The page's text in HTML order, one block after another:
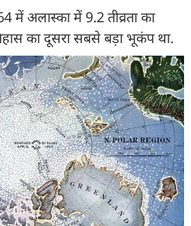
में अलास्का में 9.2 तीव्रता का
का दूसरा सबसे बड़ा भूकंप था.